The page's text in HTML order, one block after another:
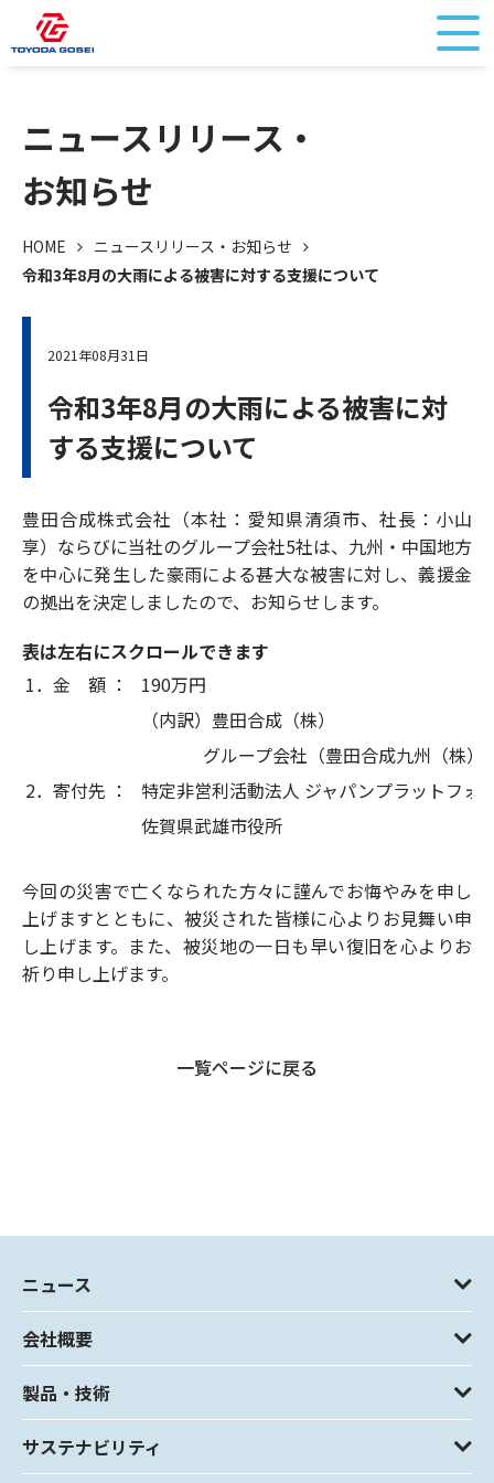
ニュースリリース・
お知らせ
HOME
ニュースリリース・お知らせ
令和3年8月の大雨による被害に対する支援について
2021年08月31日
令和3年8月の大雨による被害に対
する支援について
豊田合成株式会社（本社：愛知県清須市、社長：小山
享）ならびに当社のグループ会社5社は、九州・中国地方
を中心に発生した豪雨による甚大な被害に対し、義援金
の拠出を決定しましたので、お知らせします。
表は左右にスクロールできます
1．金 額 ：
190万円
（内訳）豊田合成（株）
グループ会社（豊田合成九州（株）
2．寄付先 ：
特定非営利活動法人 ジャパンプラットフォ
佐賀県武雄市役所
今回の災害で亡くなられた方々に謹んでお悔やみを申し
上げますとともに、被災された皆様に心よりお見舞い申
し上げます。また、被災地の一日も早い復旧を心よりお
祈り申し上げます。
一覧ページに戻る
ニュース
会社概要
製品・技術
サステナビリティ